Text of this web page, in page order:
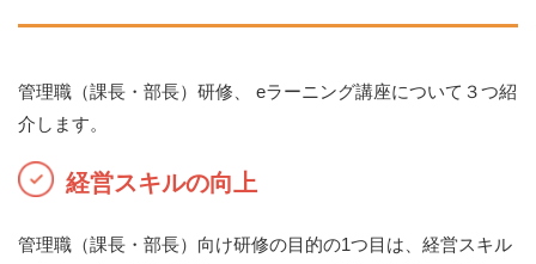
管理職（課長・部長）研修、 eラーニング講座について３つ紹
介します。
経営スキルの向上
管理職（課長・部長）向け研修の目的の1つ目は、経営スキル